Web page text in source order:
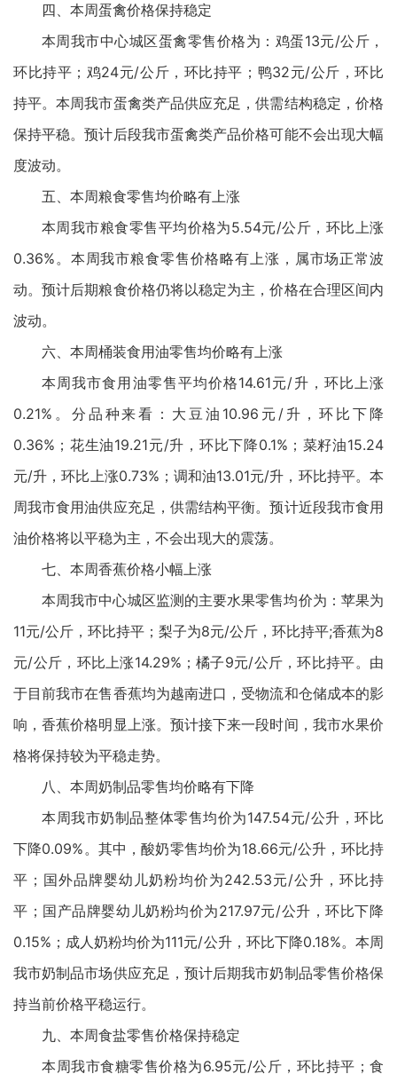
四、本周蛋禽价格保持稳定
本周我市中心城区蛋禽零售价格为：鸡蛋13元/公斤，
环比持平；鸡24元/公斤，环比持平；鸭32元/公斤，环比
持平。本周我市蛋禽类产品供应充足，供需结构稳定，价格
保持平稳。预计后段我市蛋禽类产品价格可能不会出现大幅
度波动。
五、本周粮食零售均价略有上涨
本周我市粮食零售平均价格为5.54元/公斤，环比上涨
0.36%。本周我市粮食零售价格略有上涨，属市场正常波
动。预计后期粮食价格仍将以稳定为主，价格在合理区间内
波动。
六、本周桶装食用油零售均价略有上涨
本周我市食用油零售平均价格14.61元/升，环比上涨
0.21%。分品种来看：大豆油10.96元/升，环比下降
0.36%；花生油19.21元/升，环比下降0.1%；菜籽油15.24
元/升，环比上涨0.73%；调和油13.01元/升，环比持平。本
周我市食用油供应充足，供需结构平衡。预计近段我市食用
油价格将以平稳为主，不会出现大的震荡。
七、本周香蕉价格小幅上涨
本周我市中心城区监测的主要水果零售均价为：苹果为
11元/公斤，环比持平；梨子为8元/公斤，环比持平;香蕉为8
元/公斤，环比上涨14.29%；橘子9元/公斤，环比持平。由
于目前我市在售香蕉均为越南进口，受物流和仓储成本的影
响，香蕉价格明显上涨。预计接下来一段时间，我市水果价
格将保持较为平稳走势。
八、本周奶制品零售均价略有下降
本周我市奶制品整体零售均价为147.54元/公升，环比
下降0.09%。其中，酸奶零售均价为18.66元/公升，环比持
平；国外品牌婴幼儿奶粉均价为242.53元/公升，环比持
平；国产品牌婴幼儿奶粉均价为217.97元/公升，环比下降
0.15%；成人奶粉均价为111元/公升，环比下降0.18%。本周
我市奶制品市场供应充足，预计后期我市奶制品零售价格保
持当前价格平稳运行。
九、本周食盐零售价格保持稳定
本周我市食糖零售价格为6.95元/公斤，环比持平；食